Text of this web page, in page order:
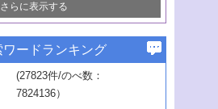
テロ接合界面
135回触媒討論会（2025年）
照触媒委員会からのお知らせ
133回触媒討論会（2023年）
体触媒によるエネルギー変換反応
素とリンの循環のための触媒・機
料
媒の研究者たち～（1）
媒の研究者たち～（2）
石油のノーブル・ユースを志向した
技術
報学的手法を用いた触媒開発
ーボンニュートラルに向けた電解
第127回触媒討論会（2021年・オン
ン開催(Zoom)のみ）
処理のための触媒化学
触媒を用いた水分解の最新の研究
次世代の触媒プロセスを支えるマイ
触媒開発動向
密高分子合成に関する最近の研究
バイオマス化成品製造のための触媒
酸化炭素からの有用化学品合成
ノ粒子・クラスター触媒の最前線
周年記念企画
化するゼオライト合成技術
非貴金属系触媒における電気化学的
たるところに，触媒
技術
無機分離膜材料の開発と触媒反応プ
スへの適用
らに表示する
ニークな構造の高分子を生み出す触
リグニンからの化成品製造に向けた触
（2015年）
水素キャリアにかかわる触媒技術の新
巻（2014年）
ワードランキング
(27823件/のべ数：
7824136）